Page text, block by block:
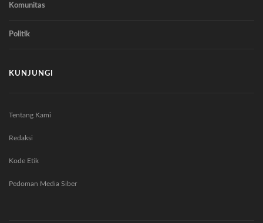
Komunitas
Politik
KUNJUNGI
Tentang Kami
Redaksi
Kode Etik
Pedoman Media Siber